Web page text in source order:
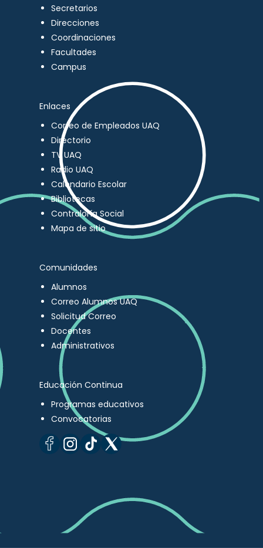
Secretarios
Direcciones
Coordinaciones
Facultades
Campus
Enlaces
Correo de Empleados UAQ
Directorio
TV UAQ
Radio UAQ
Calendario Escolar
Bibliotecas
Contraloría Social
Mapa de sitio
Comunidades
Alumnos
Correo Alumnos UAQ
Solicitud Correo
Docentes
Administrativos
Educación Continua
Programas educativos
Convocatorias